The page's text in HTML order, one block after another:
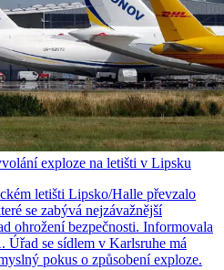
exploze na letišti v Lipsku
letišti Lipsko/Halle převzalo
se zabývá nejzávažnější
ohrožení bezpečnosti. Informovala
Úřad se sídlem v Karlsruhe má
pokus o způsobení exploze.